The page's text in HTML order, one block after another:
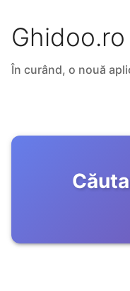
Ghidoo.ro
În curând, o nouă